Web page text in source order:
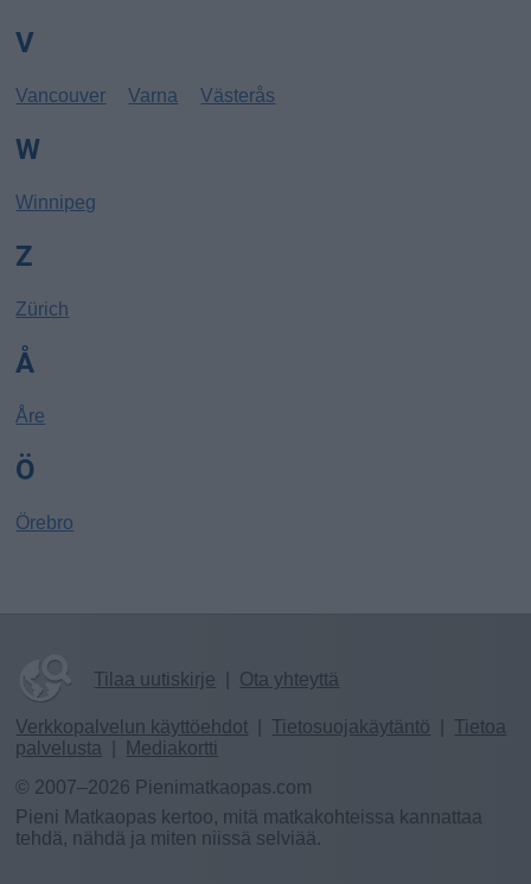
V
Vancouver Varna Västerås
W
Winnipeg
Z
Zürich
Å
Åre
Ö
Örebro
Tilaa uutiskirje Ota yhteyttä
Verkkopalvelun käyttöehdot Tietosuojakäytäntö
Tietoa
palvelusta
Mediakortti
© 2007–2026 Pienimatkaopas.com
Pieni Matkaopas kertoo, mitä matkakohteissa kannattaa
tehdä, nähdä ja miten niissä selviää.